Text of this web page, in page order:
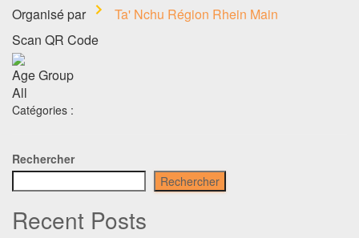
Organisé par
Ta' Nchu Région Rhein Main
Scan QR Code
Age Group
All
Catégories :
Rechercher
Rechercher
Recent Posts